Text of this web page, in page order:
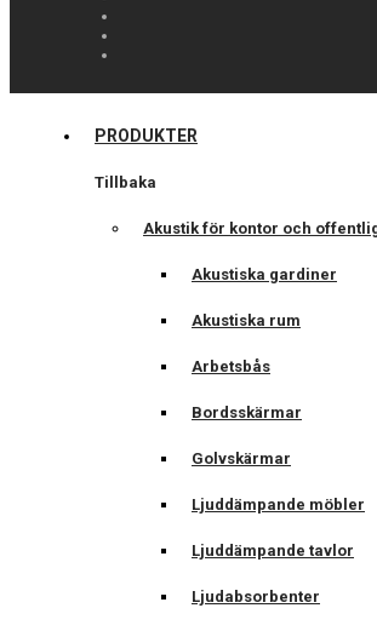
PRODUKTER
Tillbaka
Akustik för kontor och
Akustiska gardiner
Akustiska rum
Arbetsbås
Bordsskärmar
Golvskärmar
Ljuddämpande möbler
Ljuddämpande tavlor
Ljudabsorbenter